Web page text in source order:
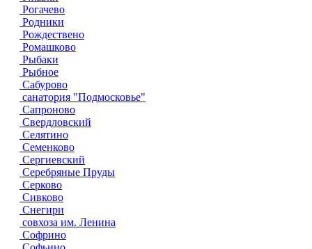
Рогачево
Родники
Рождествено
Ромашково
Рыбаки
Рыбное
Сабурово
санатория "Подмосковье"
Сапроново
Свердловский
Селятино
Семенково
Сергиевский
Серебряные Пруды
Серково
Сивково
Снегири
совхоза им. Ленина
Софрино